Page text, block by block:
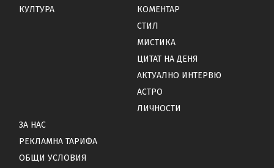
КУЛТУРА
КОМЕНТАР
СТИЛ
МИСТИКА
ЦИТАТ НА ДЕНЯ
АКТУАЛНО ИНТЕРВЮ
АСТРО
ЛИЧНОСТИ
ЗА НАС
РЕКЛАМНА ТАРИФА
ОБЩИ УСЛОВИЯ